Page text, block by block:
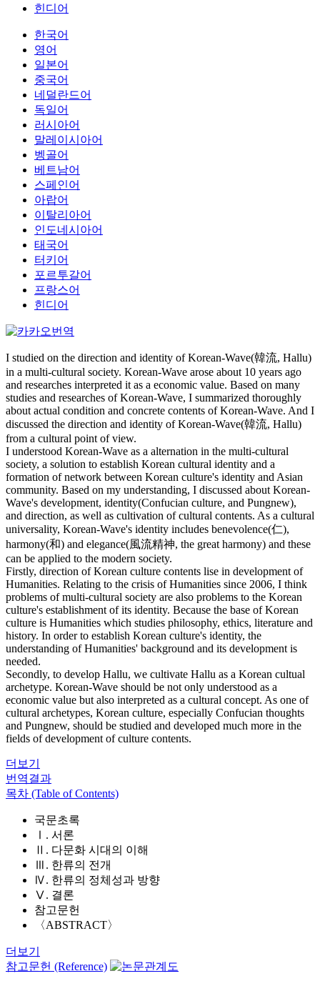
힌디어
한국어
영어
일본어
중국어
네덜란드어
독일어
러시아어
말레이시아어
벵골어
베트남어
스페인어
아랍어
이탈리아어
인도네시아어
태국어
터키어
포르투갈어
프랑스어
힌디어
I studied on the direction and identity of Korean-Wave(韓流, Hallu)
in a multi-cultural society. Korean-Wave arose about 10 years ago
and researches interpreted it as a economic value. Based on many
studies and researches of Korean-Wave, I summarized thoroughly
about actual condition and concrete contents of Korean-Wave. And I
discussed the direction and identity of Korean-Wave(韓流, Hallu)
from a cultural point of view.
I understood Korean-Wave as a alternation in the multi-cultural
society, a solution to establish Korean cultural identity and a
formation of network between Korean culture's identity and Asian
community. Based on my understanding, I discussed about Korean-
Wave's development, identity(Confucian culture, and Pungnew),
and direction, as well as cultivation of cultural contents. As a cultural
universality, Korean-Wave's identity includes benevolence(仁),
harmony(和) and elegance(風流精神, the great harmony) and these
can be applied to the modern society.
Firstly, direction of Korean culture contents lise in development of
Humanities. Relating to the crisis of Humanities since 2006, I think
problems of multi-cultural society are also problems to the Korean
culture's establishment of its identity. Because the base of Korean
culture is Humanities which studies philosophy, ethics, literature and
history. In order to establish Korean culture's identity, the
understanding of Humanities' background and its development is
needed.
Secondly, to develop Hallu, we cultivate Hallu as a Korean cultual
archetype. Korean-Wave should be not only understood as a
economic value but also interpreted as a cultural concept. As one of
cultural archetypes, Korean culture, especially Confucian thoughts
and Pungnew, should be studied and developed much more in the
fields of development of culture contents.
더보기
번역결과
목차 (Table of Contents)
국문초록
Ⅰ. 서론
Ⅱ. 다문화 시대의 이해
Ⅲ. 한류의 전개
Ⅳ. 한류의 정체성과 방향
Ⅴ. 결론
참고문헌
〈ABSTRACT〉
더보기
참고문헌 (Reference)